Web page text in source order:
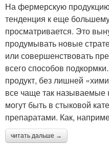
На фермерскую
тенденция к еще
просматривается. Это
продумывать новые
или совершенствовать
всего способов
продукт, без лишней
все чаще так называемые
могут быть в стыковой
препаратами. Как,
читать дальше →